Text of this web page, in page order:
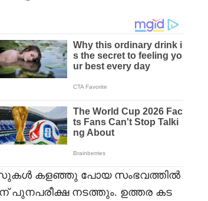
കളഞ്ഞു പോയ സംഭവത്തിൽ
പുനപരീക്ഷ നടത്തും. ഉത്തര കട